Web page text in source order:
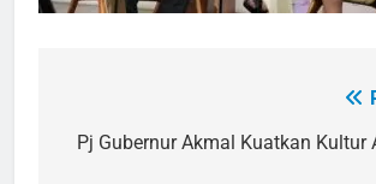
pos
Pj Gubernur Akmal Kuatkan Kultur